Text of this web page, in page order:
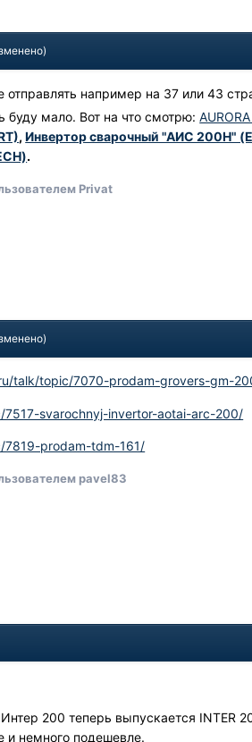
отправлять например на 37 или 43
буду мало. Вот на что смотрю:
,Инвертор сварочный "АИС 200Н"
.
Privat
talk/topic/7070-prodam-grovers-gm-
svarochnyj-invertor-aotai-arc-200/
prodam-tdm-161/
pavel83
200 теперь выпускается INTER
и немного подешевле.